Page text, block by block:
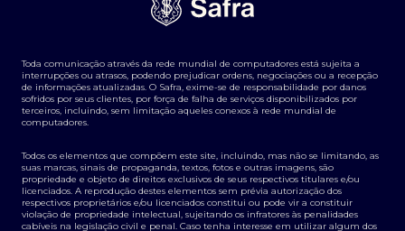
Transparência de remuneração
Termos e Condições para Portabilidade de Investimento
Toda comunicação através da rede mundial de computadores está sujeita a
interrupções ou atrasos, podendo prejudicar ordens, negociações ou a recepção
de informações atualizadas. O Safra, exime-se de responsabilidade por danos
sofridos por seus clientes, por força de falha de serviços disponibilizados por
terceiros, incluindo, sem limitação aqueles conexos à rede mundial de
computadores.
Todos os elementos que compõem este site, incluindo, mas não se limitando, as
suas marcas, sinais de propaganda, textos, fotos e outras imagens, são
propriedade e objeto de direitos exclusivos de seus respectivos titulares e/ou
licenciados. A reprodução destes elementos sem prévia autorização dos
respectivos proprietários e/ou licenciados constitui ou pode vir a constituir
violação de propriedade intelectual, sujeitando os infratores às penalidades
cabíveis na legislação civil e penal. Caso tenha interesse em utilizar algum dos